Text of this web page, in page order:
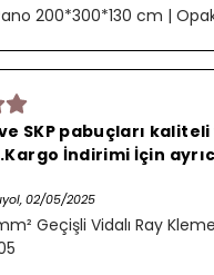
200*300*130 cm | Opak
SKP pabuçları kaliteli
İndirimi İçin
02/05/2025
Geçişli Vidalı Ray